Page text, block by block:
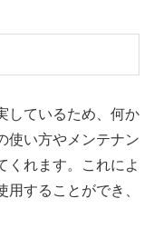
しているため、何か
使い方やメンテナン
くれます。これによ
することができ、